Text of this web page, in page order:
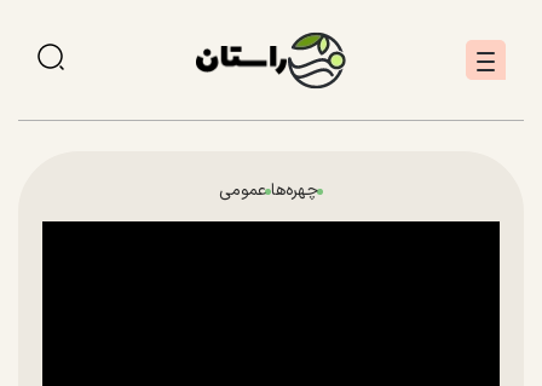
چهره‌هاعمومی